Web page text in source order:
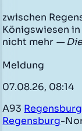
zwischen
Königswiesen
nicht mehr —
Meldung
07.08.26, 08:14
A93 Regensburg
Regensburg-